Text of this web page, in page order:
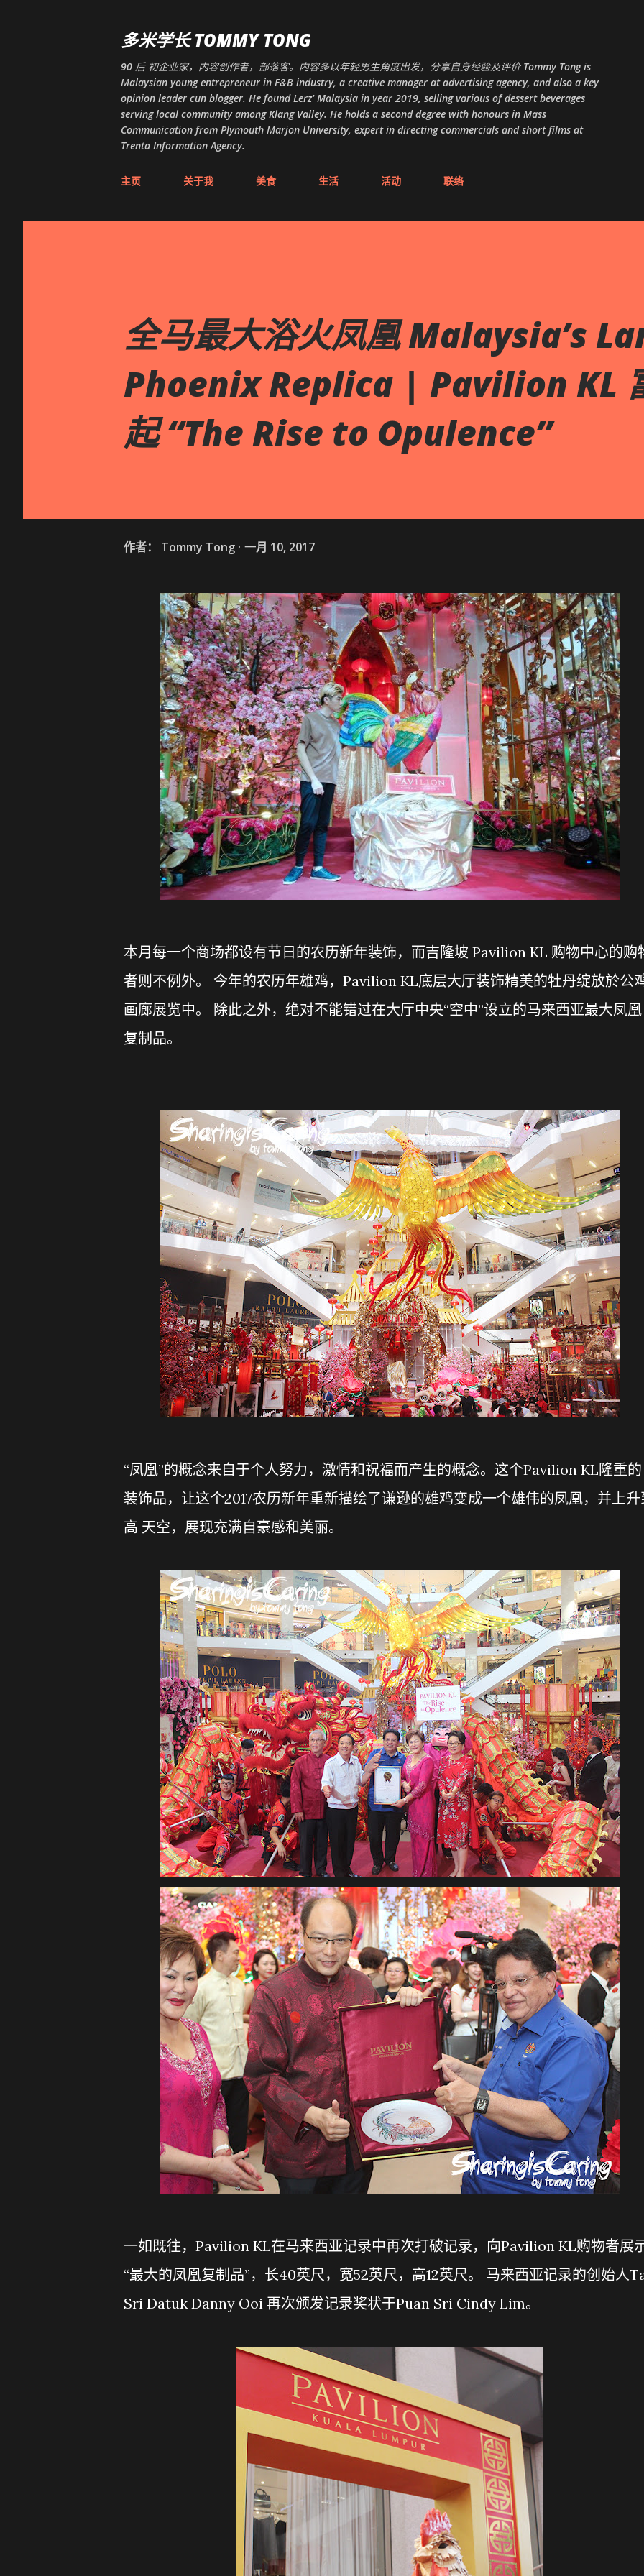
多米学长 TOMMY TONG
90 后 初企业家，内容创作者，部落客。内容多以年轻男生角度出发，分享自身经验及评价 Tommy Tong is
Malaysian young entrepreneur in F&B industry, a creative manager at advertising agency, and also a key
opinion leader cun blogger. He found Lerz' Malaysia in year 2019, selling various of dessert beverages
serving local community among Klang Valley. He holds a second degree with honours in Mass
Communication from Plymouth Marjon University, expert in directing commercials and short films at
Trenta Information Agency.
主页 关于我 美食 生活 活动 联络
全马最大浴火凤凰 Malaysia’s
Phoenix Replica | Pavilion KL
起 “The Rise to Opulence”
作者： Tommy Tong 一月 10, 2017
本月每一个商场都设有节日的农历新年装饰，而吉隆坡 Pavilion KL 购物中心的购
者则不例外。 今年的农历年雄鸡，Pavilion KL底层大厅装饰精美的牡丹绽放於公
画廊展览中。 除此之外，绝对不能错过在大厅中央“空中”设立的马来西亚最大凤凰
复制品。
“凤凰”的概念来自于个人努力，激情和祝福而产生的概念。这个Pavilion KL隆重的
装饰品，让这个2017农历新年重新描绘了谦逊的雄鸡变成一个雄伟的凤凰，并上升
高 天空，展现充满自豪感和美丽。
一如既往，Pavilion KL在马来西亚记录中再次打破记录，向Pavilion KL购物者展
“最大的凤凰复制品”，长40英尺，宽52英尺，高12英尺。 马来西亚记录的创始人
Sri Datuk Danny Ooi 再次颁发记录奖状于Puan Sri Cindy Lim。